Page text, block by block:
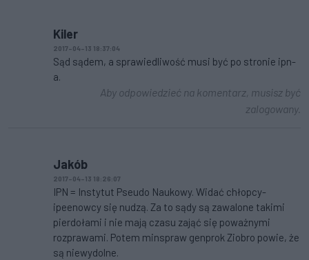
Kiler
2017-04-13 18:37:04
Sąd sądem, a sprawiedliwość musi być po stronie ipn-
a.
Aby odpowiedzieć na komentarz, musisz być
zalogowany.
Jakób
2017-04-13 18:26:07
IPN = Instytut Pseudo Naukowy. Widać chłopcy-
ipeenowcy się nudzą. Za to sądy są zawalone takimi
pierdołami i nie mają czasu zająć się poważnymi
rozprawami. Potem minspraw genprok Ziobro powie, że
są niewydolne.